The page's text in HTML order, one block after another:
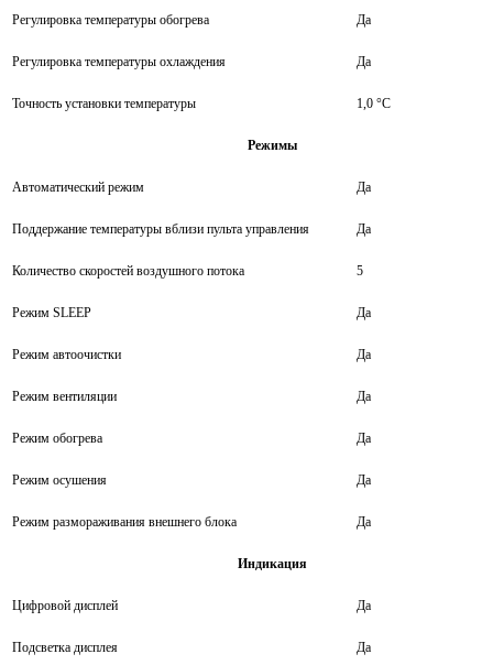
Регулировка температуры обогрева Да
Регулировка температуры охлаждения Да
Точность установки температуры 1,0 °С
Режимы
Автоматический режим Да
Поддержание температуры вблизи пульта управления Да
Количество скоростей воздушного потока 5
Режим SLEEP Да
Режим автоочистки Да
Режим вентиляции Да
Режим обогрева Да
Режим осушения Да
Режим размораживания внешнего блока Да
Индикация
Цифровой дисплей Да
Подсветка дисплея Да